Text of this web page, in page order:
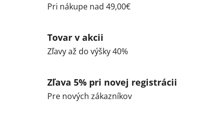
Pri nákupe nad 49,00€
Tovar v akcii
Zľavy až do výšky 40%
Zľava 5% pri novej registrácii
Pre nových zákazníkov